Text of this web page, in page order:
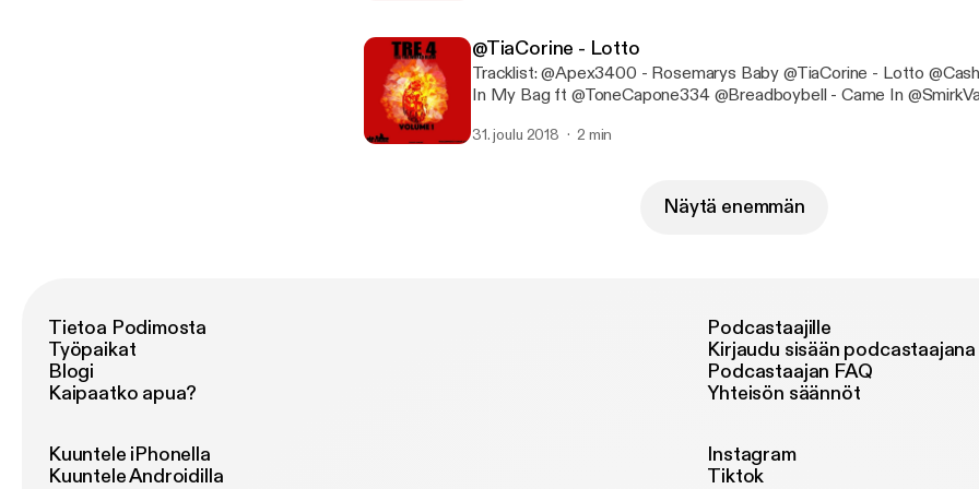
@thealmightyoungin
@TiaCorine - Lotto
Tracklist: @Apex3400 - Rosemarys Baby @TiaCorine - Lotto
In My Bag ft @ToneCapone334 @Breadboybell - Came In @SmirkVargas_ - Still On
@Trefo_Eazy_Money - How You Gon Act @Sauce_336 - Camo Da
31. joulu 2018 2 min
Näytä enemmän
Tietoa Podimosta
Työpaikat
Blogi
Kaipaatko apua?
Podcastaajille
Kirjaudu sisään podcastaajana
Podcastaajan FAQ
Yhteisön säännöt
Kuuntele iPhonella
Kuuntele Androidilla
Instagram
Tiktok